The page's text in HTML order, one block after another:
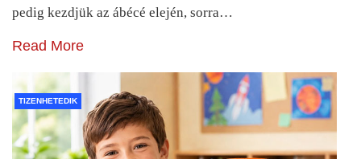
pedig kezdjük az ábécé elején, sorra…
Read More
TIZENHETEDIK